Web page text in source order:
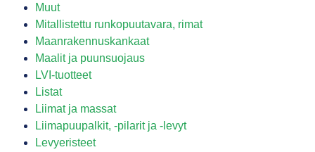
Muut
Mitallistettu runkopuutavara, rimat
Maanrakennuskankaat
Maalit ja puunsuojaus
LVI-tuotteet
Listat
Liimat ja massat
Liimapuupalkit, -pilarit ja -levyt
Levyeristeet